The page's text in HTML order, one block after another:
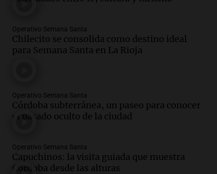
Operativo Semana Santa
Chilecito se consolida como destino ideal
para Semana Santa en La Rioja
Operativo Semana Santa
Córdoba subterránea, un paseo para conocer
el pasado oculto de la ciudad
Operativo Semana Santa
Capuchinos: la visita guiada que muestra
Córdoba desde las alturas